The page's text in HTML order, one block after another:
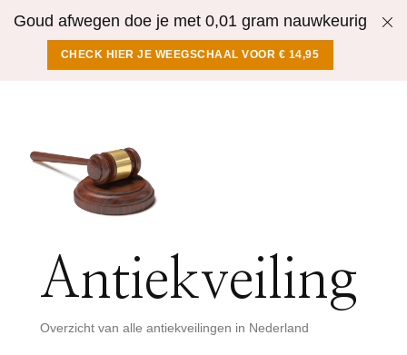
Goud afwegen doe je met 0,01 gram nauwkeurig
CHECK HIER JE WEEGSCHAAL VOOR € 14,95
Antiekveiling
Overzicht van alle antiekveilingen in Nederland